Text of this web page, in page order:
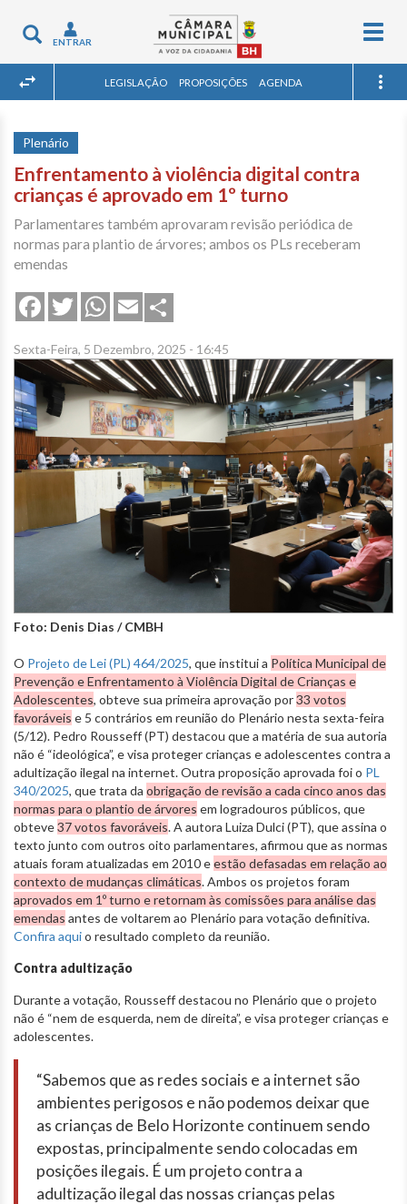
Toggle
navigation
ENTRAR
LEGISLAÇÃO PROPOSIÇÕES AGENDA
Plenário
Enfrentamento à violência digital contra
crianças é aprovado em 1º turno
Parlamentares também aprovaram revisão periódica de
normas para plantio de árvores; ambos os PLs receberam
emendas
FacebookTwitterWhatsApp
Email
Sexta-Feira, 5 Dezembro, 2025 - 16:45
Foto: Denis Dias / CMBH
O Projeto de Lei (PL) 464/2025, que institui a Política Municipal de
Prevenção e Enfrentamento à Violência Digital de Crianças e
Adolescentes, obteve sua primeira aprovação por33 votos
favoráveis e 5 contrários em reunião do Plenário nesta sexta-feira
(5/12). Pedro Rousseff (PT) destacou que a matéria de sua autoria
não é “ideológica”, e visa proteger crianças e adolescentes contra a
adultização ilegal na internet. Outra proposição aprovada foi o PL
340/2025, que trata da obrigação de revisão a cada cinco anos das
normas para o plantio de árvores em logradouros públicos, que
obteve37 votos favoráveis. A autora Luiza Dulci (PT), que assina o
texto junto com outros oito parlamentares, afirmou que as normas
atuais foram atualizadas em 2010 eestão defasadas em relação ao
contexto de mudanças climáticas. Ambos os projetos foram
aprovados em 1º turno e retornam às comissões para análise das
emendas antes de voltarem ao Plenário para votação definitiva.
Confira aquio resultado completo da reunião.
Contra adultização
Durante a votação, Rousseff destacou no Plenário que o projeto
não é “nem de esquerda, nem de direita”, e visa proteger crianças e
adolescentes.
“Sabemos que as redes sociais e a internet são
ambientes perigosos e não podemos deixar que
as crianças de Belo Horizonte continuem sendo
expostas, principalmente sendo colocadas em
posições ilegais. É um projeto contra a
adultização ilegal das nossas crianças pelas